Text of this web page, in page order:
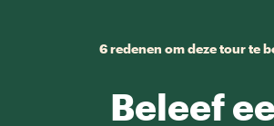
6 redenen om deze tour te
Beleef